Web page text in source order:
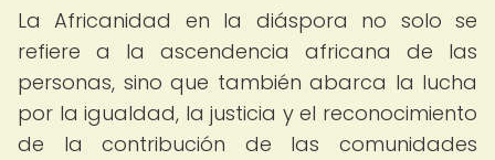
La Africanidad en la diáspora no solo se
refiere a la ascendencia africana de las
personas, sino que también abarca la lucha
por la igualdad, la justicia y el reconocimiento
de la contribución de las comunidades